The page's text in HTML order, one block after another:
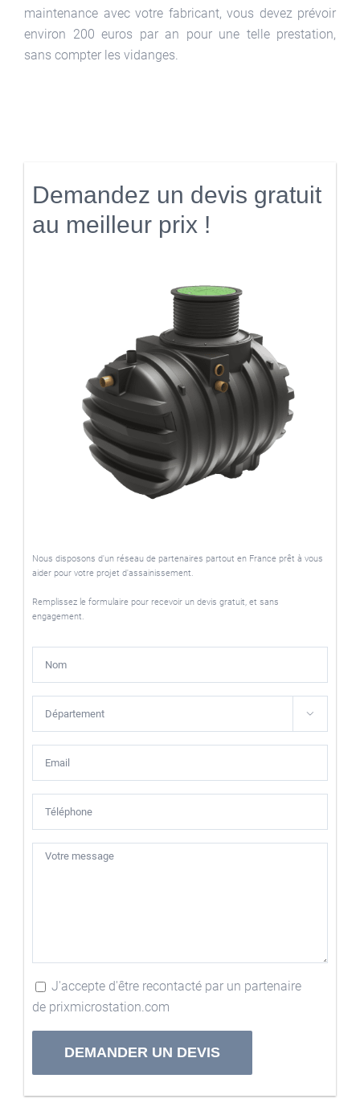
maintenance avec votre fabricant, vous devez prévoir
environ 200 euros par an pour une telle prestation,
sans compter les vidanges.
Demandez un devis gratuit
au meilleur prix !
Nous disposons d'un réseau de partenaires partout en France prêt à vous
aider pour votre projet d'assainissement.
Remplissez le formulaire pour recevoir un devis gratuit, et sans
engagement.

J'accepte d'être recontacté par un partenaire
de prixmicrostation.com
Alternative: